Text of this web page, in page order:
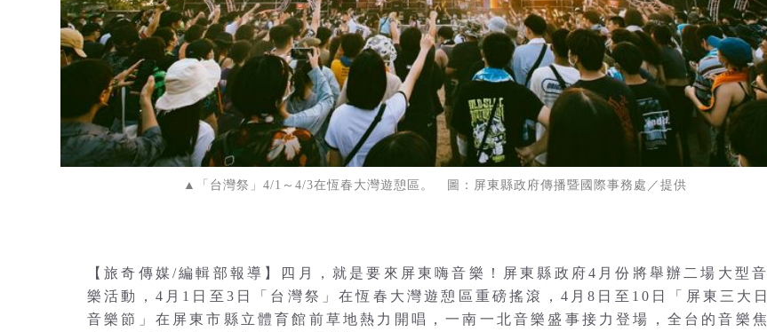
▲「台灣祭」4/1～4/3在恆春大灣遊憩區。 圖：屏東縣政府傳播暨國際事務處／提供
【旅奇傳媒/編輯部報導】四月，就是要來屏東嗨音樂！屏東縣政府4月份將舉辦二場大型音
樂活動，4月1日至3日「台灣祭」在恆春大灣遊憩區重磅搖滾，4月8日至10日「屏東三大日
音樂節」在屏東市縣立體育館前草地熱力開唱，一南一北音樂盛事接力登場，全台的音樂焦